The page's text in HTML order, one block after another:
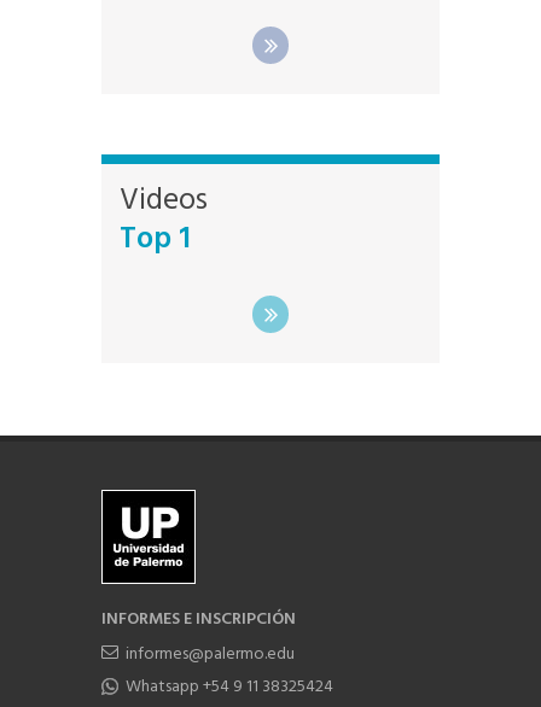
Videos
Top 1
INFORMES E INSCRIPCIÓN
informes@palermo.edu
Whatsapp +54 9 11 38325424